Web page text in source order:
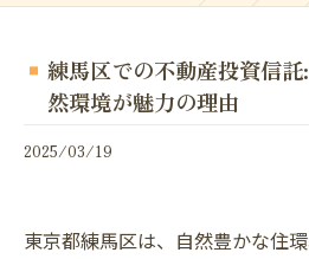
練馬区での不動産投資信
然環境が魅力の理由
2025/03/19
東京都練馬区は、自然豊かな住